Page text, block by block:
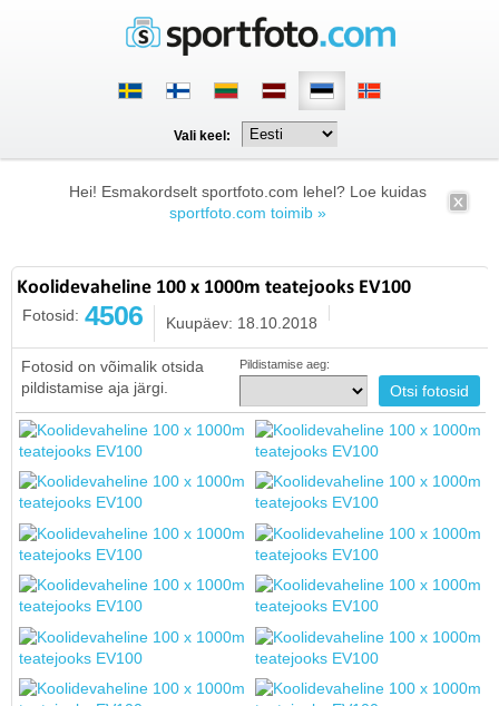
Vali keel:
Hei! Esmakordselt sportfoto.com lehel? Loe kuidas
sportfoto.com toimib »
Koolidevaheline 100 x 1000m teatejooks EV100
Fotosid: 4506 Kuupäev: 18.10.2018
Fotosid on võimalik otsida
pildistamise aja järgi.
Pildistamise aeg: